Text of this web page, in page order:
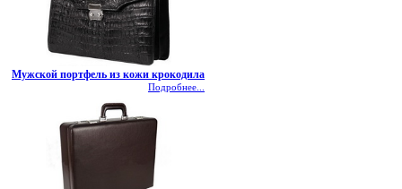
Мужской портфель из кожи крокодила
Подробнее...